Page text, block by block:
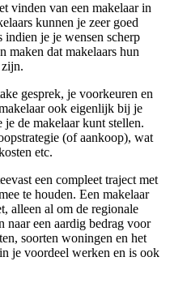
vinden van een makelaar in
kunnen je zeer goed
indien je je wensen scherp
maken dat makelaars hun
gesprek, je voorkeuren en
ook eigenlijk bij je
de makelaar kunt stellen.
(of aankoop), wat
etc.
een compleet traject met
te houden. Een makelaar
alleen al om de regionale
een aardig bedrag voor
soorten woningen en het
je voordeel werken en is ook